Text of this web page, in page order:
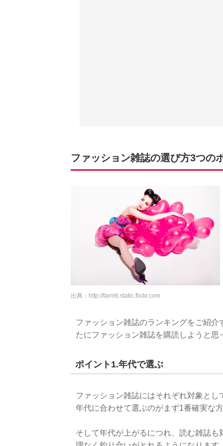
ファッション雑誌の選び方3つの
出典： http://farm6.static.flickr.com
ファッション雑誌のランキングをご紹
たにファッション雑誌を購読しようと
ポイント1.年代で選ぶ
ファッション雑誌にはそれぞれ対象と
年代に合わせて選ぶのがまず1番確実な
そして年代が上がるにつれ、読む雑誌